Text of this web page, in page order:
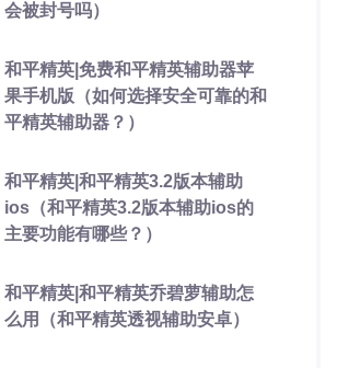
会被封号吗）
和平精英|免费和平精英辅助器苹
果手机版（如何选择安全可靠的和
平精英辅助器？）
和平精英|和平精英3.2版本辅助
ios（和平精英3.2版本辅助ios的
主要功能有哪些？）
和平精英|和平精英乔碧萝辅助怎
么用（和平精英透视辅助安卓）